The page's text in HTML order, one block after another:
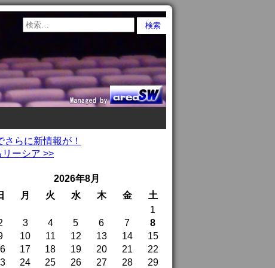
らに新情報が！
ーシア >>
2026年8月
月 火 水 木 金
土
1
3 4 5 6 7
8
10 11 12 13 14
15
17 18 19 20 21
22
24 25 26 27 28 29